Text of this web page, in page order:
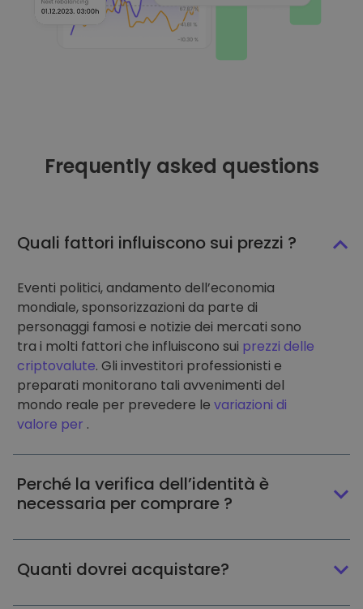
Frequently asked questions
Quali fattori influiscono sui prezzi ?
Eventi politici, andamento dell’economia
mondiale, sponsorizzazioni da parte di
personaggi famosi e notizie dei mercati sono
tra i molti fattori che influiscono sui prezzi delle
criptovalute. Gli investitori professionisti e
preparati monitorano tali avvenimenti del
mondo reale per prevedere le variazioni di
valore per .
Perché la verifica dell’identità è
necessaria per comprare ?
Quanti dovrei acquistare?